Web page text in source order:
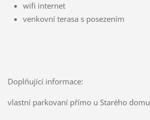
wifi internet
venkovní terasa s posezením
Doplňující informace:
vlastní parkovaní přímo u Starého domu